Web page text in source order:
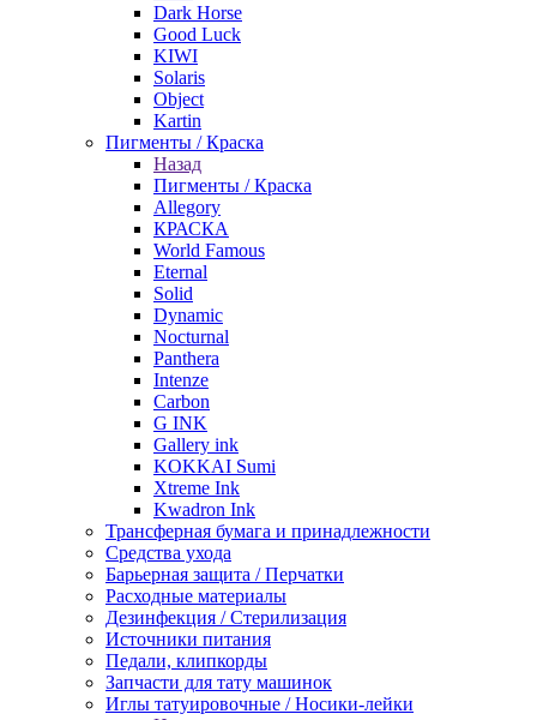
Dark Horse
Good Luck
KIWI
Solaris
Object
Kartin
Пигменты / Краска
Назад
Пигменты / Краска
Allegory
КРАСКА
World Famous
Eternal
Solid
Dynamic
Nocturnal
Panthera
Intenze
Carbon
G INK
Gallery ink
KOKKAI Sumi
Xtreme Ink
Kwadron Ink
Трансферная бумага и принадлежности
Средства ухода
Барьерная защита / Перчатки
Расходные материалы
Дезинфекция / Стерилизация
Источники питания
Педали, клипкорды
Запчасти для тату машинок
Иглы татуировочные / Носики-лейки